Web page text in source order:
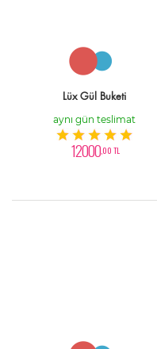
Lüx Gül Buketi
aynı gün teslimat
12000,00 TL